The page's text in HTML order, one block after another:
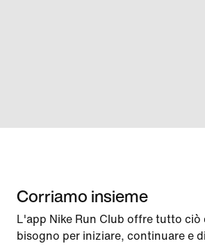
Corriamo insieme
L'app Nike Run Club offre tutto ciò
bisogno per iniziare, continuare e